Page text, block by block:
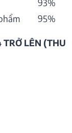
93%
95%
TRỞ LÊN (THU